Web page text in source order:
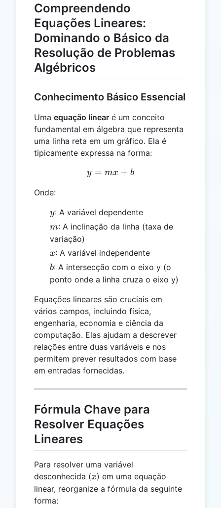
Compreendendo
Equações Lineares:
Dominando o Básico da
Resolução de Problemas
Algébricos
Conhecimento Básico Essencial
Uma equação linear é um conceito
fundamental em álgebra que representa
uma linha reta em um gráfico. Ela é
tipicamente expressa na forma:
y = mx + b
y = mx + b
Onde:
y
y: A variável dependente
m
m: A inclinação da linha (taxa de
variação)
x
x: A variável independente
b
b: A intersecção com o eixo y (o
ponto onde a linha cruza o eixo y)
Equações lineares são cruciais em
vários campos, incluindo física,
engenharia, economia e ciência da
computação. Elas ajudam a descrever
relações entre duas variáveis e nos
permitem prever resultados com base
em entradas fornecidas.
Fórmula Chave para
Resolver Equações
Lineares
Para resolver uma variável
desconhecida (x
x) em uma equação
linear, reorganize a fórmula da seguinte
forma: